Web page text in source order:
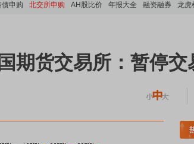
债申购 北交所申购 AH股比价 年报大全 融资融券 龙虎
期货交易所：暂停交
重要